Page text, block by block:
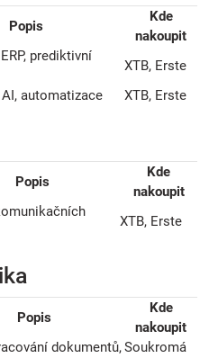
Popis
Kde
nakoupit
prediktivní
XTB, Erste
automatizace XTB, Erste
Popis
Kde
nakoupit
XTB, Erste
Popis
Kde
nakoupit
dokumentů,Soukromá